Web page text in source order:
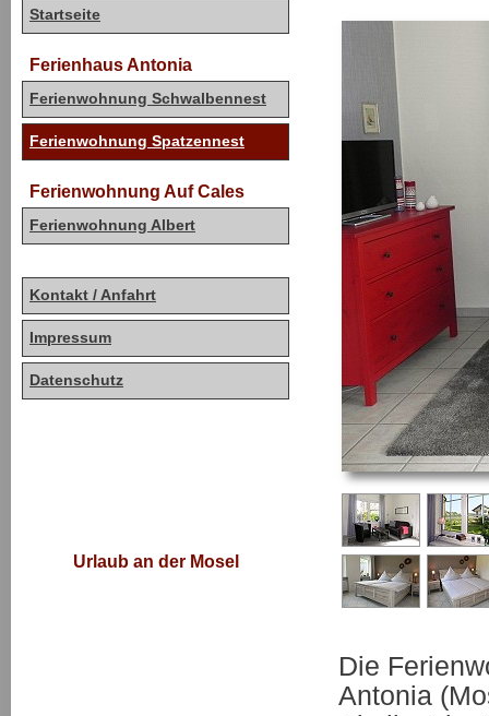
Startseite
Ferienhaus Antonia
Ferienwohnung Schwalbennest
Ferienwohnung Spatzennest
Ferienwohnung Auf Cales
Ferienwohnung Albert
Kontakt / Anfahrt
Impressum
Datenschutz
Urlaub an der Mosel
Die
Antonia